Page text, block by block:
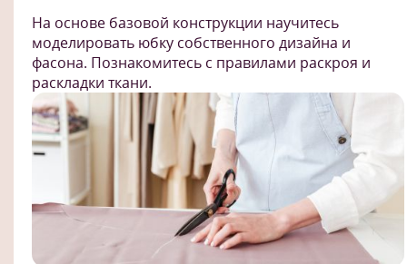
На основе базовой конструкции научитесь
моделировать юбку собственного дизайна и
фасона. Познакомитесь с правилами раскроя и
раскладки ткани.